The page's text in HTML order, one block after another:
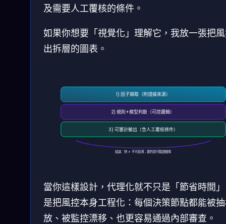
及需要人工覆核的條件。
如果你想要「視覺化」理解它，我放一張把
出拆層的圖表。
1) 因子擷取（附證據來源）
2) 規則+模型判斷（可控邏輯）
3) 可審計輸出（含人工覆核條件）
結論：快 ≠ 不可追溯；要的是可驗證鏈條
當你這樣設計，代理化就不只是「節省時間
是把風控本身工程化：每個決策節點都能被
放、被監控漂移、也更容易通過內部審查。